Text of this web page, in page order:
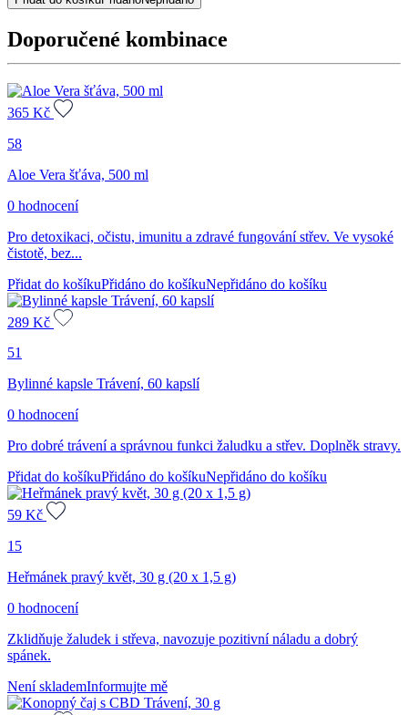
TRÁVENÍ
Doporučené kombinace
365 Kč
58
Aloe Vera šťáva, 500 ml
0 hodnocení
Pro detoxikaci, očistu, imunitu a zdravé fungování střev. Ve vysoké
čistotě, bez...
Přidat do košíkuPřidáno do košíkuNepřidáno do košíku
289 Kč
51
Bylinné kapsle Trávení, 60 kapslí
0 hodnocení
Pro dobré trávení a správnou funkci žaludku a střev. Doplněk stravy.
Přidat do košíkuPřidáno do košíkuNepřidáno do košíku
59 Kč
15
Heřmánek pravý květ, 30 g (20 x 1,5 g)
0 hodnocení
Zklidňuje žaludek i střeva, navozuje pozitivní náladu a dobrý
spánek.
Není sklademInformujte mě